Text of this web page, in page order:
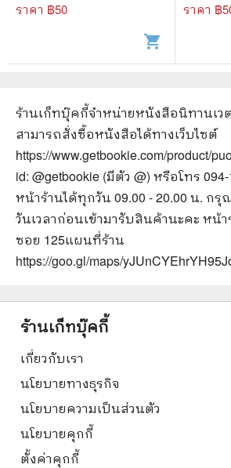
ราคา ฿50
shopping_cart
ราคา ฿
ร้านเก็ทบุ๊คกี้จำหน่ายหนังสือนิทานเว
สามารถสั่งซื้อหนังสือได้ทางเว็บไซต์
https://www.getbookie.com/product/
id: @getbookie (มีตัว @) หรือโทร
หน้าร้านได้ทุกวัน 09.00 - 20.00 น. ก
วันเวลาก่อนเข้ามารับสินค้านะคะ หน้
ซอย 125แผนที่ร้าน
https://goo.gl/maps/
ร้านเก็ทบุ๊คกี้
เกี่ยวกับเรา
นโยบายทางธุรกิจ
นโยบายความเป็นส่วนตัว
นโยบายคุกกี้
ตั้งค่าคุกกี้